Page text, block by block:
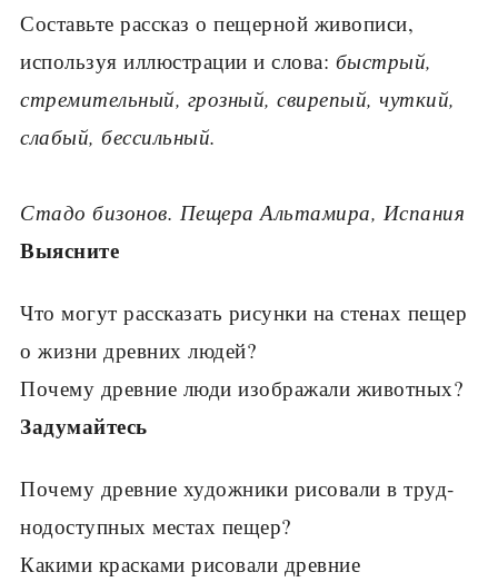
Составьте рассказ о пе­щерной живописи,
исполь­зуя иллюстрации и слова: быстрый,
стремительный, грозный, свирепый, чуткий,
слабый, бессильный.
Стадо бизонов. Пещера Альтамира, Испания
Выясните
Что могут рассказать рисунки на стенах пещер
о жизни древних людей?
Почему древние люди изображали животных?
Задумайтесь
Почему древние худож­ники рисовали в труд­
нодоступных местах пещер?
Какими красками рисова­ли древние